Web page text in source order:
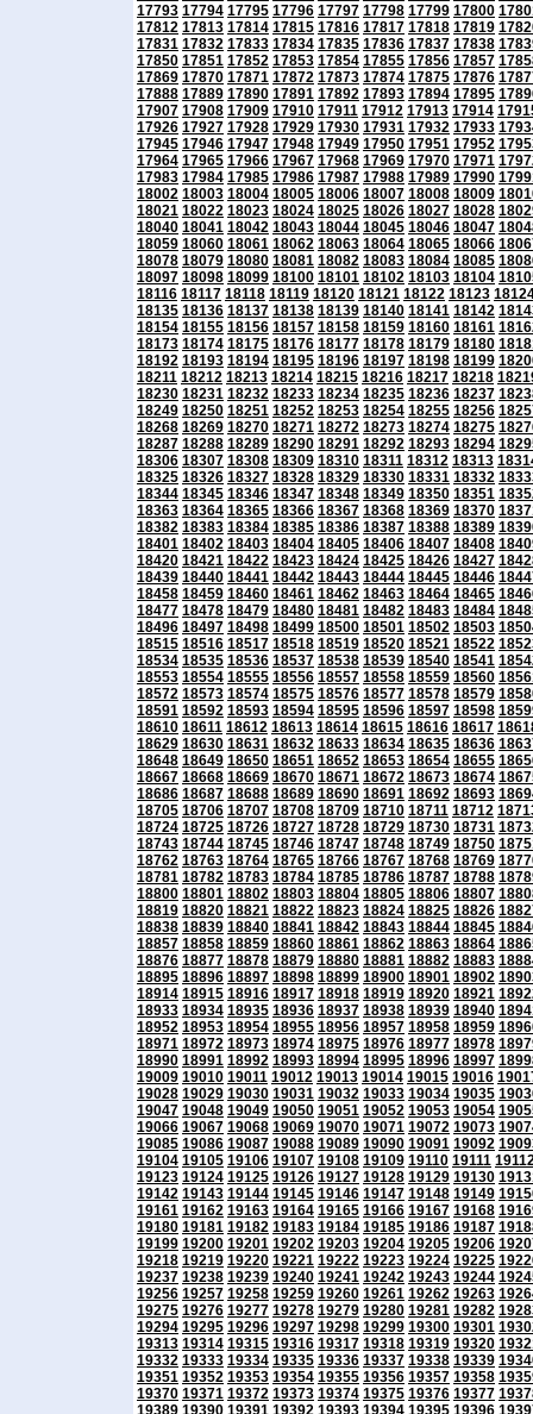
17793 17794 17795 17796 17797 17798 17799 17800
17812 17813 17814 17815 17816 17817 17818 17819
17831 17832 17833 17834 17835 17836 17837 17838
17850 17851 17852 17853 17854 17855 17856 17857
17869 17870 17871 17872 17873 17874 17875 17876
17888 17889 17890 17891 17892 17893 17894 17895
17907 17908 17909 17910 17911 17912 17913 17914
17926 17927 17928 17929 17930 17931 17932 17933
17945 17946 17947 17948 17949 17950 17951 17952
17964 17965 17966 17967 17968 17969 17970 17971
17983 17984 17985 17986 17987 17988 17989 17990
18002 18003 18004 18005 18006 18007 18008 18009
18021 18022 18023 18024 18025 18026 18027 18028
18040 18041 18042 18043 18044 18045 18046 18047
18059 18060 18061 18062 18063 18064 18065 18066
18078 18079 18080 18081 18082 18083 18084 18085
18097 18098 18099 18100 18101 18102 18103 18104
18116 18117 18118 18119 18120 18121 18122 18123
18135 18136 18137 18138 18139 18140 18141 18142
18154 18155 18156 18157 18158 18159 18160 18161
18173 18174 18175 18176 18177 18178 18179 18180
18192 18193 18194 18195 18196 18197 18198 18199
18211 18212 18213 18214 18215 18216 18217 18218
18230 18231 18232 18233 18234 18235 18236 18237
18249 18250 18251 18252 18253 18254 18255 18256
18268 18269 18270 18271 18272 18273 18274 18275
18287 18288 18289 18290 18291 18292 18293 18294
18306 18307 18308 18309 18310 18311 18312 18313
18325 18326 18327 18328 18329 18330 18331 18332
18344 18345 18346 18347 18348 18349 18350 18351
18363 18364 18365 18366 18367 18368 18369 18370
18382 18383 18384 18385 18386 18387 18388 18389
18401 18402 18403 18404 18405 18406 18407 18408
18420 18421 18422 18423 18424 18425 18426 18427
18439 18440 18441 18442 18443 18444 18445 18446
18458 18459 18460 18461 18462 18463 18464 18465
18477 18478 18479 18480 18481 18482 18483 18484
18496 18497 18498 18499 18500 18501 18502 18503
18515 18516 18517 18518 18519 18520 18521 18522
18534 18535 18536 18537 18538 18539 18540 18541
18553 18554 18555 18556 18557 18558 18559 18560
18572 18573 18574 18575 18576 18577 18578 18579
18591 18592 18593 18594 18595 18596 18597 18598
18610 18611 18612 18613 18614 18615 18616 18617
18629 18630 18631 18632 18633 18634 18635 18636
18648 18649 18650 18651 18652 18653 18654 18655
18667 18668 18669 18670 18671 18672 18673 18674
18686 18687 18688 18689 18690 18691 18692 18693
18705 18706 18707 18708 18709 18710 18711 18712
18724 18725 18726 18727 18728 18729 18730 18731
18743 18744 18745 18746 18747 18748 18749 18750
18762 18763 18764 18765 18766 18767 18768 18769
18781 18782 18783 18784 18785 18786 18787 18788
18800 18801 18802 18803 18804 18805 18806 18807
18819 18820 18821 18822 18823 18824 18825 18826
18838 18839 18840 18841 18842 18843 18844 18845
18857 18858 18859 18860 18861 18862 18863 18864
18876 18877 18878 18879 18880 18881 18882 18883
18895 18896 18897 18898 18899 18900 18901 18902
18914 18915 18916 18917 18918 18919 18920 18921
18933 18934 18935 18936 18937 18938 18939 18940
18952 18953 18954 18955 18956 18957 18958 18959
18971 18972 18973 18974 18975 18976 18977 18978
18990 18991 18992 18993 18994 18995 18996 18997
19009 19010 19011 19012 19013 19014 19015 19016
19028 19029 19030 19031 19032 19033 19034 19035
19047 19048 19049 19050 19051 19052 19053 19054
19066 19067 19068 19069 19070 19071 19072 19073
19085 19086 19087 19088 19089 19090 19091 19092
19104 19105 19106 19107 19108 19109 19110 19111
19123 19124 19125 19126 19127 19128 19129 19130
19142 19143 19144 19145 19146 19147 19148 19149
19161 19162 19163 19164 19165 19166 19167 19168
19180 19181 19182 19183 19184 19185 19186 19187
19199 19200 19201 19202 19203 19204 19205 19206
19218 19219 19220 19221 19222 19223 19224 19225
19237 19238 19239 19240 19241 19242 19243 19244
19256 19257 19258 19259 19260 19261 19262 19263
19275 19276 19277 19278 19279 19280 19281 19282
19294 19295 19296 19297 19298 19299 19300 19301
19313 19314 19315 19316 19317 19318 19319 19320
19332 19333 19334 19335 19336 19337 19338 19339
19351 19352 19353 19354 19355 19356 19357 19358
19370 19371 19372 19373 19374 19375 19376 19377
19389 19390 19391 19392 19393 19394 19395 19396